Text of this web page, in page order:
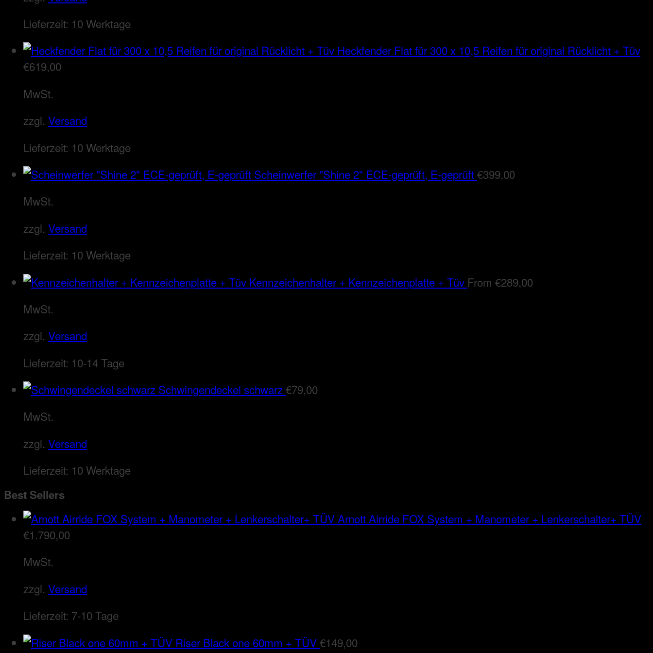
Lieferzeit: 10 Werktage
Heckfender Flat für 300 x 10,5 Reifen für original Rücklicht + Tüv
€619,00
MwSt.
zzgl. Versand
Lieferzeit: 10 Werktage
Scheinwerfer "Shine 2" ECE-geprüft, E-geprüft€399,00
MwSt.
zzgl. Versand
Lieferzeit: 10 Werktage
Kennzeichenhalter + Kennzeichenplatte + Tüv From €289,00
MwSt.
zzgl. Versand
Lieferzeit: 10-14 Tage
Schwingendeckel schwarz€79,00
MwSt.
zzgl. Versand
Lieferzeit: 10 Werktage
Best Sellers
Arnott Airride FOX System + Manometer + Lenkerschalter+ TÜV
€1.790,00
MwSt.
zzgl. Versand
Lieferzeit: 7-10 Tage
Riser Black one 60mm + TÜV€149,00